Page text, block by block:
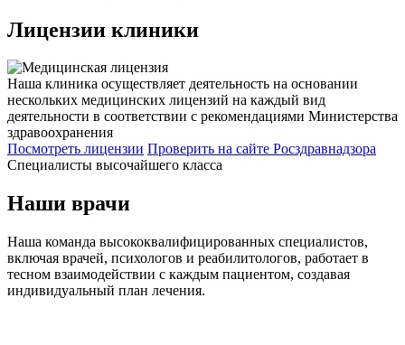
Лицензии клиники
Наша клиника осуществляет деятельность на основании
нескольких медицинских лицензий на каждый вид
деятельности в соответствии с рекомендациями Министерства
здравоохранения
Посмотреть лицензии Проверить на сайте Росздравнадзора
Специалисты высочайшего класса
Наши врачи
Наша команда высококвалифицированных специалистов,
включая врачей, психологов и реабилитологов, работает в
тесном взаимодействии с каждым пациентом, создавая
индивидуальный план лечения.